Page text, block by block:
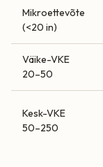
Mikroettevõte
(<20 in)
Väike-VKE
20–50
Kesk-VKE
50–250